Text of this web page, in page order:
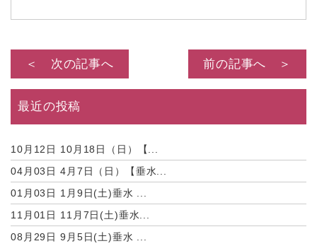
＜ 次の記事へ 前の記事へ ＞
最近の投稿
10月12日 10月18日（日）【...
04月03日 4月7日（日）【垂水...
01月03日 1月9日(土)垂水 ...
11月01日 11月7日(土)垂水...
08月29日 9月5日(土)垂水 ...